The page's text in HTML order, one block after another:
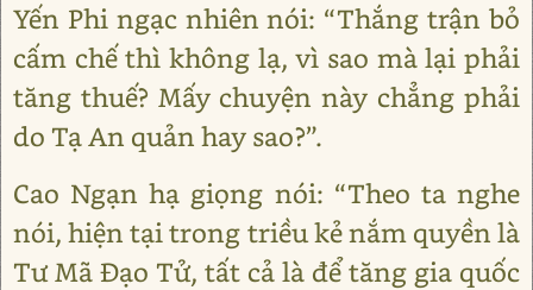
Yến Phi ngạc nhiên nói: “Thắng trận bỏ
cấm chế thì không lạ, vì sao mà lại phải
tăng thuế? Mấy chuyện này chẳng phải
do Tạ An quản hay sao?”.
Cao Ngạn hạ giọng nói: “Theo ta nghe
nói, hiện tại trong triều kẻ nắm quyền là
Tư Mã Đạo Tử, tất cả là để tăng gia quốc